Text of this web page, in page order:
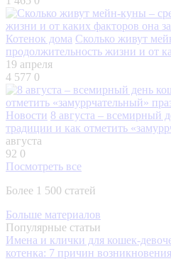
Котенок дома Сколько живут
продолжительность жизни и от
19 апреля
4 577 0
Новости 8 августа – всемирный
традиции и как отметить
августа
92 0
Посмотреть все
Более 1 500 статей
Больше материалов
Популярные статьи
Имена и клички для кошек-
котенка: 7 причин